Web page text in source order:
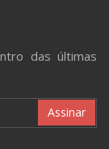
das últimas
Assinar